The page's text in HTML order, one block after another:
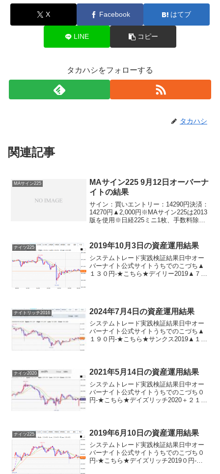
X Facebook はてブ
LINE コピー
タカハシをフォローする
タカハシ
関連記事
MAサイン225
MAサイン225 9月12日オーバーナ
イトの結果
サイン：買いエントリー：14290円決済：
14270円▲2,000円※MAサイン225は2013
版を使用※日経225ミニ1枚、手数料除く
すね。というより投資の基本だし。今...
ナイツ225 2019年10月3日の資産運用結果
システムトレード実践検証結果日中オー
バーナイト公式サイトうちでのこづち▲
１３０円-★こちら★デイリー2019▲７０
ナイトリッチ2016 2024年7月4日の資産運用結果
システムトレード実践検証結果日中オー
バーナイト公式サイトうちでのこづち▲
１９０円-★こちら★サンクス2019▲１９
ナイツ2020 2021年5月14日の資産運用結果
システムトレード実践検証結果日中オー
バーナイト公式サイトうちでのこづち０
円-★こちら★デイズリッチ2020＋２１０
グ...
ナイツ225 2019年6月10日の資産運用結果
システムトレード実践検証結果日中オー
バーナイト公式サイトうちでのこづち０
円-★こちら★デイズリッチ2019０円-★